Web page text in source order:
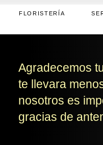
FLORISTERÍA
Agradecemos
te llevara
nosotros es
gracias de